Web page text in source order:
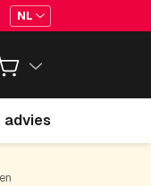
NL
advies
15